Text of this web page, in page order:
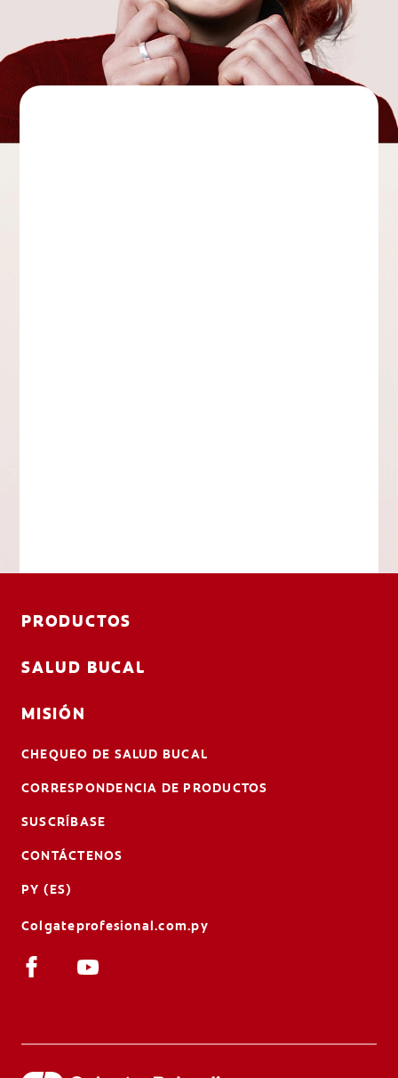
PRODUCTOS
SALUD BUCAL
MISIÓN
CHEQUEO DE SALUD BUCAL
CORRESPONDENCIA DE PRODUCTOS
SUSCRÍBASE
CONTÁCTENOS
PY (ES)
Colgateprofesional.com.py